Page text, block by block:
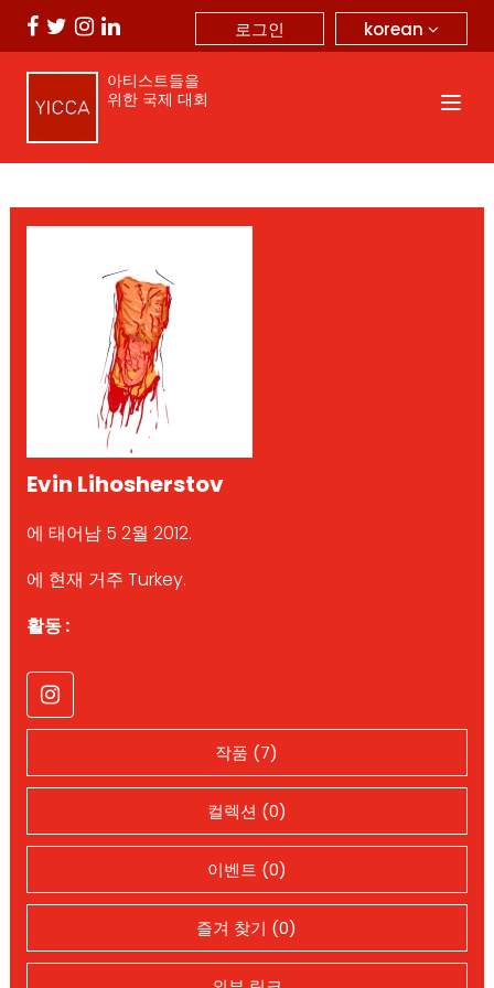
korean
로그인
아티스트들을
위한 국제 대회
Evin Lihosherstov
에 태어남 5 2월 2012.
에 현재 거주 Turkey.
활동 :
작품 (7)
컬렉션 (0)
이벤트 (0)
즐겨 찾기 (0)